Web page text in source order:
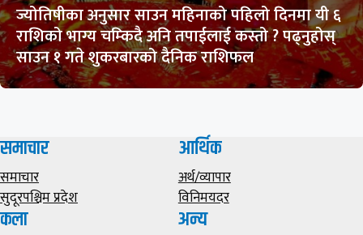
ज्योतिषीका अनुसार साउन महिनाको पहिलो दिनमा यी ६
राशिको भाग्य चम्किदै अनि तपाईलाई कस्तो ? पढ्नुहोस्
साउन १ गते शुकरबारको दैनिक राशिफल
समाचार
समाचार
सुदूरपश्चिम प्रदेश
आर्थिक
अर्थ/व्यापार
विनिमयदर
कला अन्य